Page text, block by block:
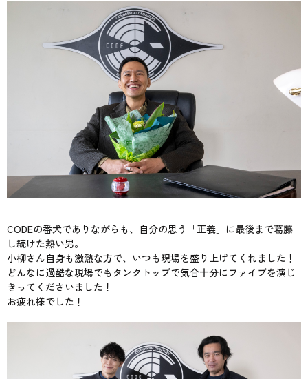
CODEの番犬でありながらも、自分の思う「正義」に最後まで葛藤
し続けた熱い男。
小柳さん自身も激熱な方で、いつも現場を盛り上げてくれました！
どんなに過酷な現場でもタンクトップで気合十分にファイブを演じ
きってくださいました！
お疲れ様でした！